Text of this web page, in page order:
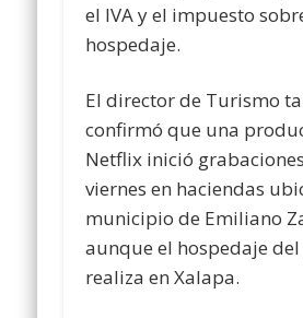
el IVA y el impuesto
hospedaje.
El director de Turismo
confirmó que una
Netflix inició
viernes en haciendas
municipio de Emiliano
aunque el hospedaje
realiza en Xalapa.